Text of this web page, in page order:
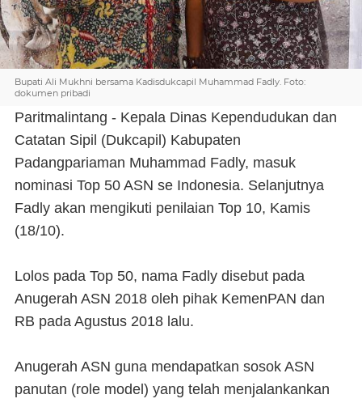
Bupati Ali Mukhni bersama Kadisdukcapil Muhammad Fadly. Foto:
dokumen pribadi
Paritmalintang - Kepala Dinas Kependudukan dan
Catatan Sipil (Dukcapil) Kabupaten
Padangpariaman Muhammad Fadly, masuk
nominasi Top 50 ASN se Indonesia. Selanjutnya
Fadly akan mengikuti penilaian Top 10, Kamis
(18/10).
Lolos pada Top 50, nama Fadly disebut pada
Anugerah ASN 2018 oleh pihak KemenPAN dan
RB pada Agustus 2018 lalu.
Anugerah ASN guna mendapatkan sosok ASN
panutan (role model) yang telah menjalankankan